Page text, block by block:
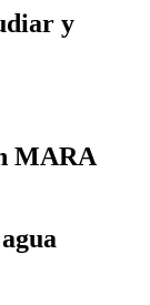
y
MARA